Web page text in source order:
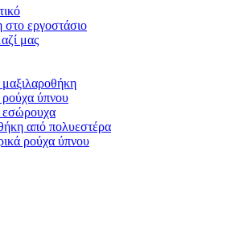
στο εργοστάσιο
μας
ύπνου
από πολυεστέρα
ρούχα ύπνου